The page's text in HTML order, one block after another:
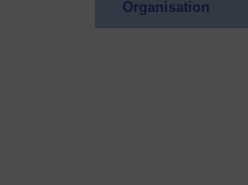
Orga­ni­sa­ti­on